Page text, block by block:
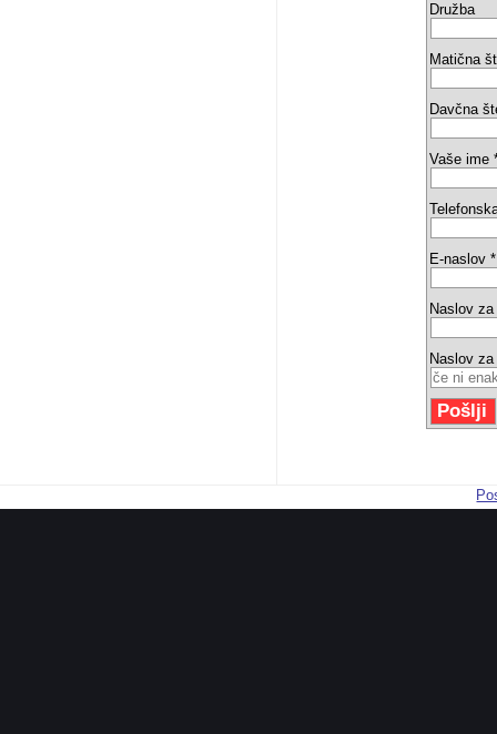
Družba
Matična
Davčna
Vaše ime
E-naslov *
Naslov
Naslov